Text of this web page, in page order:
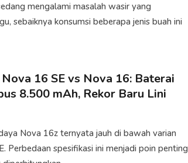
mengalami masalah wasir yang
sebaiknya konsumsi beberapa jenis buah ini
16 SE vs Nova 16: Baterai
8.500 mAh, Rekor Baru Lini
Nova 16z ternyata jauh di bawah varian
Perbedaan spesifikasi ini menjadi poin penting